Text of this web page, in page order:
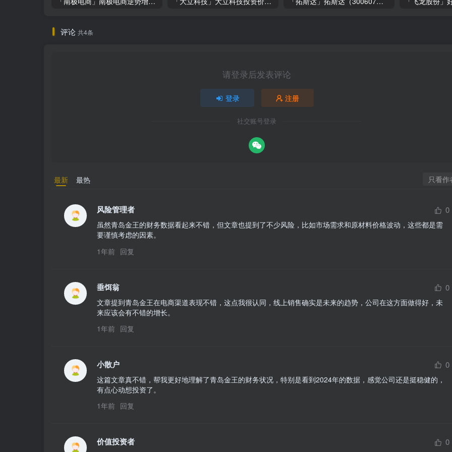
评论 共4条
请登录后发表评论
登录 注册
社交账号登录
最新 最热 只看作
风险管理者 0
虽然青岛金王的财务数据看起来不错，但文章也提到了不少风险，比如市场需求和原材料价格波动，这些都是需
要谨慎考虑的因素。
1年前 回复
垂饵翁 0
文章提到青岛金王在电商渠道表现不错，这点我很认同，线上销售确实是未来的趋势，公司在这方面做得好，未
来应该会有不错的增长。
1年前 回复
小散户 0
这篇文章真不错，帮我更好地理解了青岛金王的财务状况，特别是看到2024年的数据，感觉公司还是挺稳健的，
有点心动想投资了。
1年前 回复
价值投资者 0